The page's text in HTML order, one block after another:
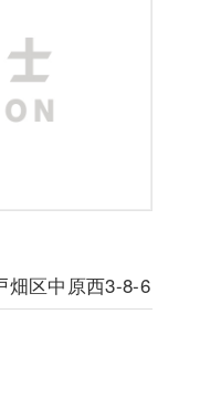
畑区中原西3-8-6